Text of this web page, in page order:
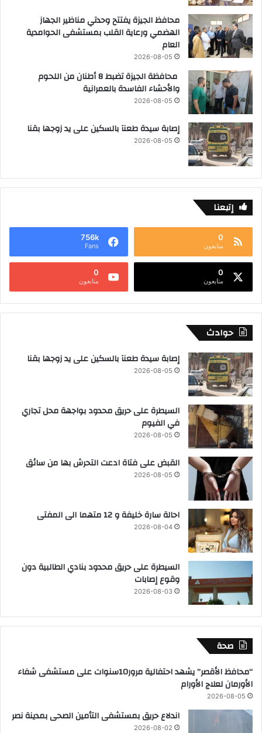
محافظ الجيزة يفتتح وحدتي مناظير الجهاز
الهضمي ورعاية القلب بمستشفى الحوامدية
العام
2026-08-05
محافظة الجيزة تضبط 8 أطنان من اللحوم
والأحشاء الفاسدة بالعمرانية
2026-08-05
إصابة سيدة طعنآ بالسكين على يد زوجها بقنا
2026-08-05
إتبعنا
0
متابعون
756k
Fans
0
متابعون
0
متابعون
حوادث
إصابة سيدة طعنآ بالسكين على يد زوجها بقنا
2026-08-05
السيطرة على حريق محدود بواجهة محل تجاري
في الفيوم
2026-08-05
القبض على فتاة ادعت التحرش بها من سائق
2026-08-05
احالة سارة خليفة و 12 متهما الى المفتى
2026-08-04
السيطرة على حريق محدود بنادي الطالبية دون
وقوع إصابات
2026-08-03
صحة
“محافظ الأقصر” يشهد احتفالية مرور10سنوات على مستشفى شفاء
الأورمان لعلاج الأورام
2026-08-05
اندلاع حريق بمستشفى التأمين الصحى بمدينة نصر
2026-08-02